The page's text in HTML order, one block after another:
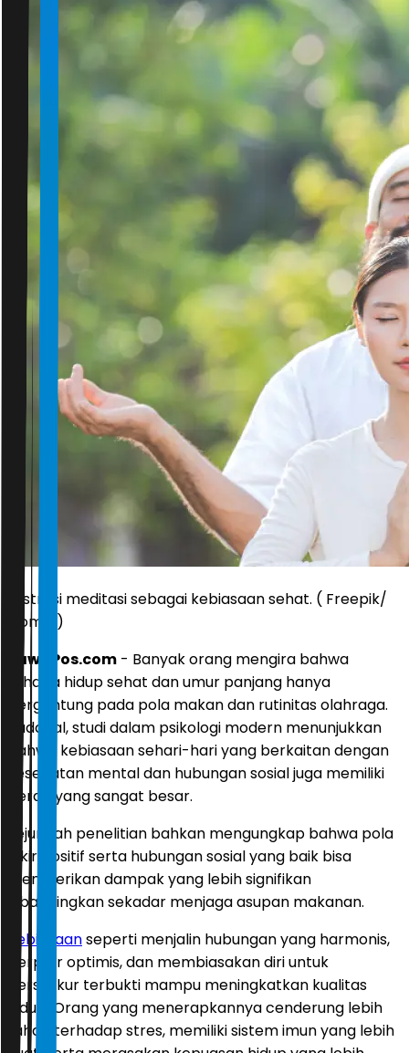
Ilustrasi meditasi sebagai kebiasaan sehat. ( Freepik/
jcomp )
JawaPos.com - Banyak orang mengira bahwa
rahasia hidup sehat dan umur panjang hanya
bergantung pada pola makan dan rutinitas olahraga.
Padahal, studi dalam psikologi modern menunjukkan
bahwa kebiasaan sehari-hari yang berkaitan dengan
kesehatan mental dan hubungan sosial juga memiliki
peran yang sangat besar.
Sejumlah penelitian bahkan mengungkap bahwa pola
pikir positif serta hubungan sosial yang baik bisa
memberikan dampak yang lebih signifikan
dibandingkan sekadar menjaga asupan makanan.
Kebiasaanseperti menjalin hubungan yang harmonis,
berpikir optimis, dan membiasakan diri untuk
bersyukur terbukti mampu meningkatkan kualitas
hidup. Orang yang menerapkannya cenderung lebih
tahan terhadap stres, memiliki sistem imun yang lebih